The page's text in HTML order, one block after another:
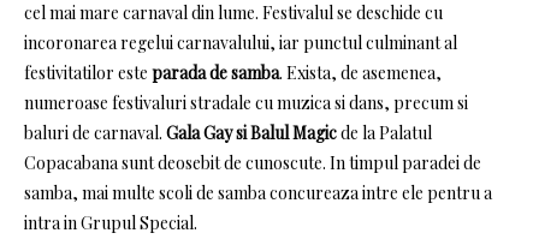
cel mai mare carnaval din lume. Festivalul se deschide cu
incoronarea regelui carnavalului, iar punctul culminant al
festivitatilor este parada de samba. Exista, de asemenea,
numeroase festivaluri stradale cu muzica si dans, precum si
baluri de carnaval. Gala Gay si Balul Magicde la Palatul
Copacabana sunt deosebit de cunoscute. In timpul paradei de
samba, mai multe scoli de samba concureaza intre ele pentru a
intra in Grupul Special.